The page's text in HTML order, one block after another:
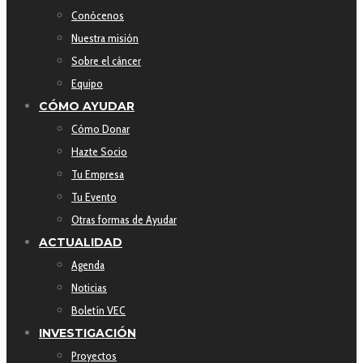
Conócenos
Nuestra misión
Sobre el cáncer
Equipo
CÓMO AYUDAR
Cómo Donar
Hazte Socio
Tu Empresa
Tu Evento
Otras formas de Ayudar
ACTUALIDAD
Agenda
Noticias
Boletín VEC
INVESTIGACIÓN
Proyectos